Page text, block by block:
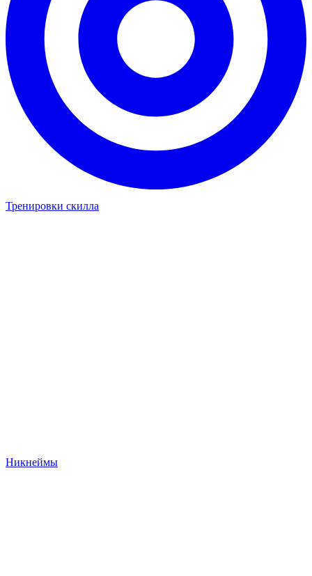
Тренировки скилла
Никнеймы